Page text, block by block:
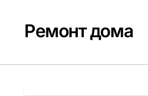
содержаниюРемонт дома